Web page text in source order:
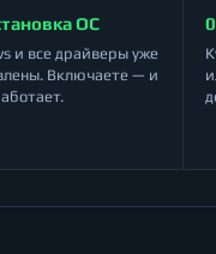
ОС
и все драйверы уже
Включаете — и